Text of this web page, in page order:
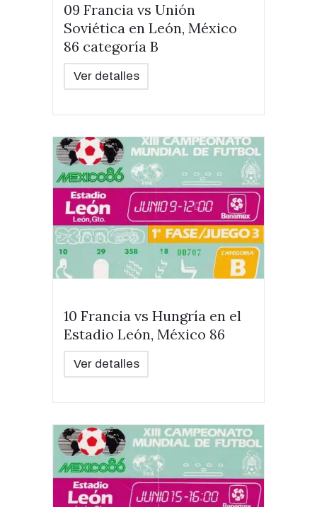
09 Francia vs Unión
Soviética en León, México
86 categoría B
Ver detalles
10 Francia vs Hungría en el
Estadio León, México 86
Ver detalles